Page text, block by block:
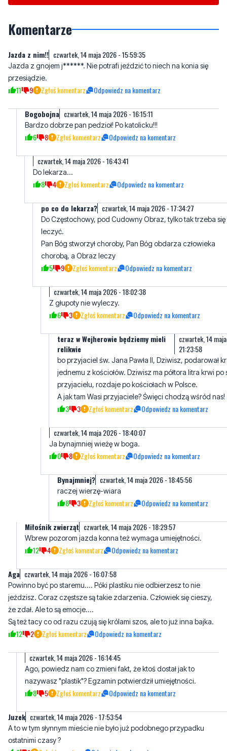
Komentarze
Jazda z nim!! czwartek, 14 maja 2026 - 15:59:35
Jazda z gnojem j******. Nie potrafi jeździć to niech na konia się
przesiądzie.
11 9 Zgłoś komentarz Odpowiedz na komentarz
Bogobojna czwartek, 14 maja 2026 - 16:15:11
Bardzo dobrze pan pedzioł! Po katolicku!!!
6 8 Zgłoś komentarz Odpowiedz na komentarz
czwartek, 14 maja 2026 - 16:43:41
Do lekarza...
8 4 Zgłoś komentarz Odpowiedz na komentarz
po co do lekarza? czwartek, 14 maja 2026 - 17:34:27
Do Częstochowy, pod Cudowny Obraz, tylko tak trzeba się
leczyć.
Pan Bóg stworzył choroby, Pan Bóg obdarza człowieka
chorobą, a Obraz leczy
5 9 Zgłoś komentarz Odpowiedz na komentarz
czwartek, 14 maja 2026 - 18:02:38
Z głupoty nie wyleczy.
6 3 Zgłoś komentarz Odpowiedz na komentarz
teraz w Wejherowie będziemy mieli
relikwie
czwartek, 14
21:23:58
bo przyjaciel św. Jana Pawła II, Dziwisz, podarował
jednemu z kościołów. Dziwisz ma półtora litra krwi po
przyjacielu, rozdaje po kościołach w Polsce.
A jak tam Wasi przyjaciele? Święci chodzą wśród nas!
3 3 Zgłoś komentarz Odpowiedz na komentarz
czwartek, 14 maja 2026 - 18:40:07
Ja bynajmniej wieżę w boga.
0 8 Zgłoś komentarz Odpowiedz na komentarz
Bynajmniej? czwartek, 14 maja 2026 - 18:45:56
raczej wierzę-wiara
8 3 Zgłoś komentarz Odpowiedz na komentarz
Miłośnik zwierząt czwartek, 14 maja 2026 - 18:29:57
Wbrew pozorom jazda konna też wymaga umiejętności.
12 4 Zgłoś komentarz Odpowiedz na komentarz
Aga czwartek, 14 maja 2026 - 16:07:58
Powinno być po staremu.... Póki plastiku nie odbierzesz to nie
jeździsz. Coraz częstsze są takie zdarzenia. Człowiek się cieszy,
że zdał. Ale to są emocje....
Są też tacy co od razu czują się królami szos, ale to już inna bajka.
12 2 Zgłoś komentarz Odpowiedz na komentarz
czwartek, 14 maja 2026 - 16:14:45
Ago, powiedz nam co zmieni fakt, że ktoś dostał jak to
nazywasz "plastik"? Egzamin potwierdził umiejętności.
8 5 Zgłoś komentarz Odpowiedz na komentarz
Juzek czwartek, 14 maja 2026 - 17:53:54
A to w tym słynnym mieście nie było już podobnego przypadku
ostatnimi czasy ?